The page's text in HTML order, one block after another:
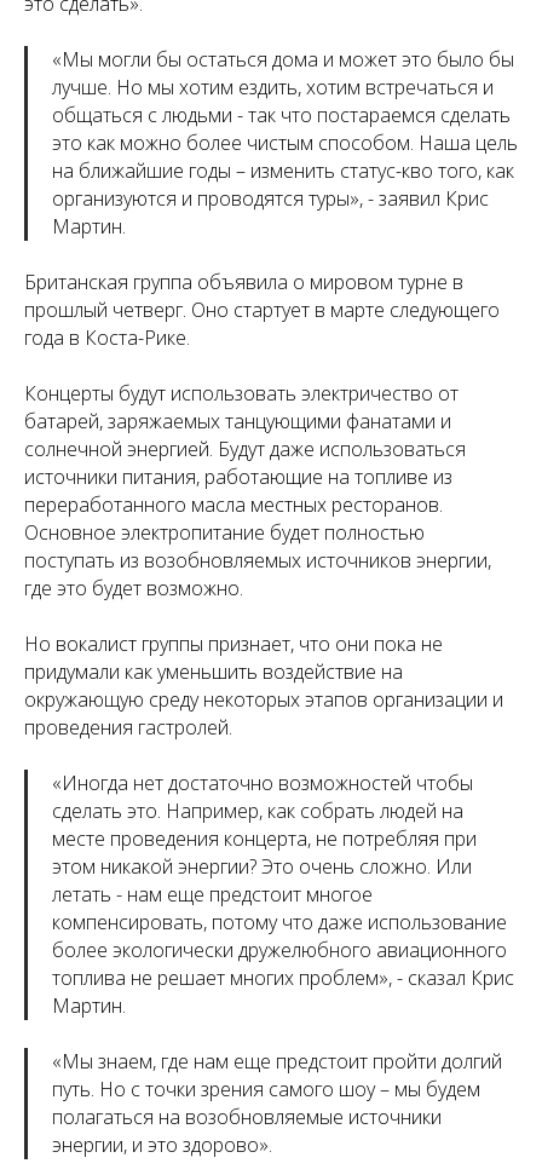
«Мы могли бы остаться дома и может это было бы
лучше. Но мы хотим ездить, хотим встречаться и
общаться с людьми - так что постараемся сделать
это как можно более чистым способом. Наша цель
на ближайшие годы – изменить статус-кво того, как
организуются и проводятся туры», - заявил Крис
Мартин.
Британская группа объявила о мировом турне в
прошлый четверг. Оно стартует в марте следующего
года в Коста-Рике.
Концерты будут использовать электричество от
батарей, заряжаемых танцующими фанатами и
солнечной энергией. Будут даже использоваться
источники питания, работающие на топливе из
переработанного масла местных ресторанов.
Основное электропитание будет полностью
поступать из возобновляемых источников энергии,
где это будет возможно.
Но вокалист группы признает, что они пока не
придумали как уменьшить воздействие на
окружающую среду некоторых этапов организации и
проведения гастролей.
«Иногда нет достаточно возможностей чтобы
сделать это. Например, как собрать людей на
месте проведения концерта, не потребляя при
этом никакой энергии? Это очень сложно. Или
летать - нам еще предстоит многое
компенсировать, потому что даже использование
более экологически дружелюбного авиационного
топлива не решает многих проблем», - сказал Крис
Мартин.
«Мы знаем, где нам еще предстоит пройти долгий
путь. Но с точки зрения самого шоу – мы будем
полагаться на возобновляемые источники
энергии, и это здорово».